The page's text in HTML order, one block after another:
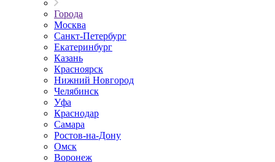
Города
Москва
Санкт-Петербург
Екатеринбург
Казань
Красноярск
Нижний Новгород
Челябинск
Уфа
Краснодар
Самара
Ростов-на-Дону
Омск
Воронеж